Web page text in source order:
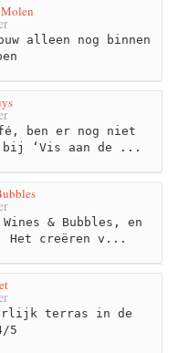
alleen nog binnen
ben er nog niet
bij ‘Vis aan de ...
& Bubbles, en
Het creëren v...
terras in de
5